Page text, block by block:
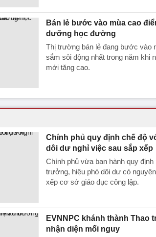
Bán lẻ bước vào mùa cao
dưỡng học đường
Thị trường bán lẻ đang bước vào
sắm sôi động nhất trong năm khi
mới tăng cao.
Chính phủ quy định chế độ
dôi dư nghỉ việc sau sắp xếp
Chính phủ vừa ban hành quy
trưởng, hiệu phó dôi dư có
xếp cơ sở giáo dục công lập.
EVNNPC khánh thành Thao
nhận diện mối nguy